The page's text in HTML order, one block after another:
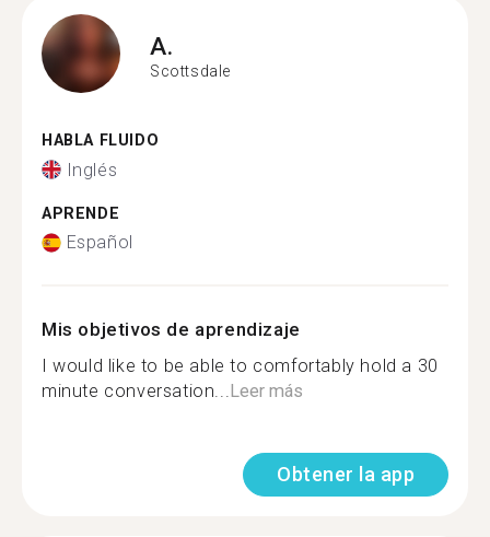
A.
Scottsdale
HABLA FLUIDO
Inglés
APRENDE
Español
Mis objetivos de aprendizaje
I would like to be able to comfortably hold a 30
minute conversation...Leer más
Obtener la app